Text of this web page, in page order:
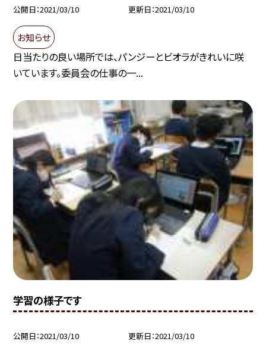
公開日 2021/03/10 更新日 2021/03/10
お知らせ
日当たりの良い場所では、パンジーとビオラがきれいに咲
いています。委員会の仕事の一...
学習の様子です
公開日 2021/03/10 更新日 2021/03/10